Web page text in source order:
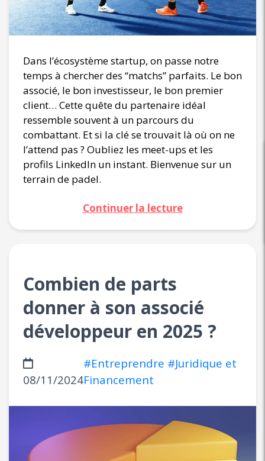
Dans l’écosystème startup, on passe notre
temps à chercher des “matchs” parfaits. Le bon
associé, le bon investisseur, le bon premier
client… Cette quête du partenaire idéal
ressemble souvent à un parcours du
combattant. Et si la clé se trouvait là où on ne
l’attend pas ? Oubliez les meet-ups et les
profils LinkedIn un instant. Bienvenue sur un
terrain de padel.
Continuer la lecture
Combien de parts
donner à son associé
développeur en 2025 ?
08/11/2024
#Entreprendre #Juridique et
Financement